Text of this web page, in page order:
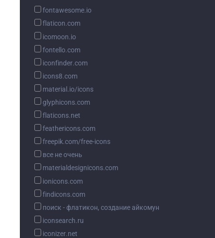
fontawesome.io
flaticon.com
icomoon.io
fontello.com
iconfinder.com
icons8.com
material.io/icons
glyphicons.com
flaticons.net
feathericons.com
freepik.com/free-icons
все не очень
materialdesignicons.com
ionicons.com
findicons.com
поиск - флатикон, создание айкомун
iconsearch.ru
iconizer.net